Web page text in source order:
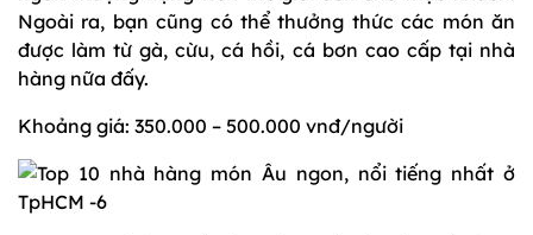
Ngoài ra, bạn cũng có thể thưởng thức các món ăn
được làm từ gà, cừu, cá hồi, cá bơn cao cấp tại nhà
hàng nữa đấy.
Khoảng giá: 350.000 – 500.000 vnđ/người